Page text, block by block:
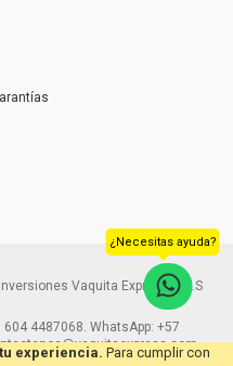
experiencia. Para cumplir con
Vaquita Express S.A.S
604 4487068. WhatsApp: +57
¿Necesitas ayuda?